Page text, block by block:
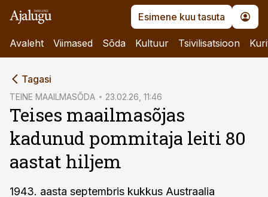
Esimene kuu tasuta
Avaleht Viimased Sõda Kultuur Tsivilisatsioon
Tagasi
TEINE MAAILMASÕDA 23.02.26, 11:46
Teises maailmasõjas
kadunud pommitaja leiti 80
aastat hiljem
1943. aasta septembris kukkus Austraalia